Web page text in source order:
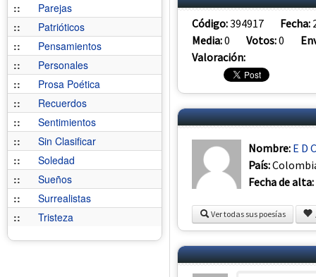
::
Parejas
::
Patrióticos
::
Pensamientos
::
Personales
::
Prosa Poética
::
Recuerdos
::
Sentimientos
::
Sin Clasificar
::
Soledad
::
Sueños
::
Surrealistas
::
Tristeza
Código:394917 Fecha:
Media:0 Votos:0
Valoración:
Nombre: E D
País:
Fecha de alta:
Ver todas sus poesías